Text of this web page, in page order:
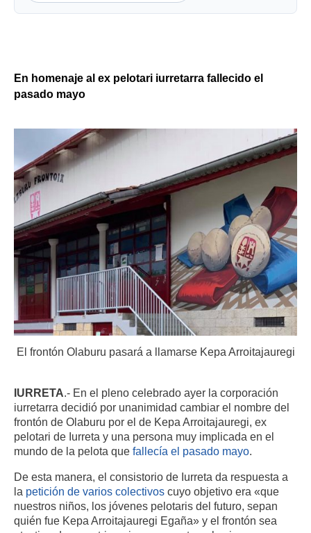
En homenaje al ex pelotari iurretarra fallecido el
pasado mayo
El frontón Olaburu pasará a llamarse Kepa Arroitajauregi
IURRETA.- En el pleno celebrado ayer la corporación
iurretarra decidió por unanimidad cambiar el nombre del
frontón de Olaburu por el de Kepa Arroitajauregi, ex
pelotari de Iurreta y una persona muy implicada en el
mundo de la pelota que fallecía el pasado mayo.
De esta manera, el consistorio de Iurreta da respuesta a
la petición de varios colectivos cuyo objetivo era «que
nuestros niños, los jóvenes pelotaris del futuro, sepan
quién fue Kepa Arroitajauregi Egaña» y el frontón sea